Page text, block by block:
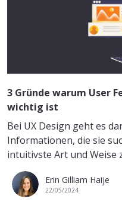
3 Gründe warum User
wichtig ist
Bei UX Design geht es
Informationen, die sie
intuitivste Art und Weise
Erin Gilliam Haije
22/05/2024